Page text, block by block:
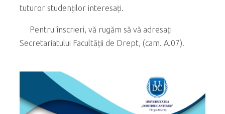
tuturor studenților interesați.
Pentru înscrieri, vă rugăm să vă adresați
Secretariatului Facultății de Drept, (cam. A.07).